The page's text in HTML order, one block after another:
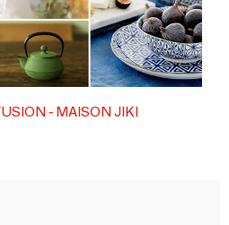
- MAISON JIKI